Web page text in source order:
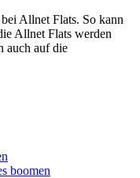
Allnet Flats. So kann
Allnet Flats werden
auch auf die
boomen